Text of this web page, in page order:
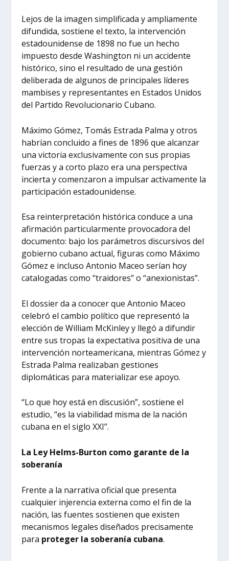
Lejos de la imagen simplificada y ampliamente
difundida, sostiene el texto, la intervención
estadounidense de 1898 no fue un hecho
impuesto desde Washington ni un accidente
histórico, sino el resultado de una gestión
deliberada de algunos de principales líderes
mambises y representantes en Estados Unidos
del Partido Revolucionario Cubano.
Máximo Gómez, Tomás Estrada Palma y otros
habrían concluido a fines de 1896 que alcanzar
una victoria exclusivamente con sus propias
fuerzas y a corto plazo era una perspectiva
incierta y comenzaron a impulsar activamente la
participación estadounidense.
Esa reinterpretación histórica conduce a una
afirmación particularmente provocadora del
documento: bajo los parámetros discursivos del
gobierno cubano actual, figuras como Máximo
Gómez e incluso Antonio Maceo serían hoy
catalogadas como “traidores” o “anexionistas”.
El dossier da a conocer que Antonio Maceo
celebró el cambio político que representó la
elección de William McKinley y llegó a difundir
entre sus tropas la expectativa positiva de una
intervención norteamericana, mientras Gómez y
Estrada Palma realizaban gestiones
diplomáticas para materializar ese apoyo.
“Lo que hoy está en discusión”, sostiene el
estudio, “es la viabilidad misma de la nación
cubana en el siglo XXI”.
La Ley Helms-Burton como garante de la
soberanía
Frente a la narrativa oficial que presenta
cualquier injerencia externa como el fin de la
nación, las fuentes sostienen que existen
mecanismos legales diseñados precisamente
para proteger la soberanía cubana.